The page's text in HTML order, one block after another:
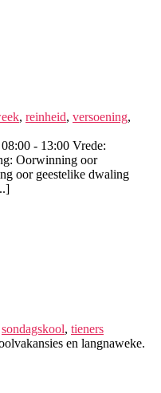
, reinheid, versoening,
- 13:00 Vrede:
Oorwinning oor
oor geestelike dwaling
sondagskool, tieners
en langnaweke.